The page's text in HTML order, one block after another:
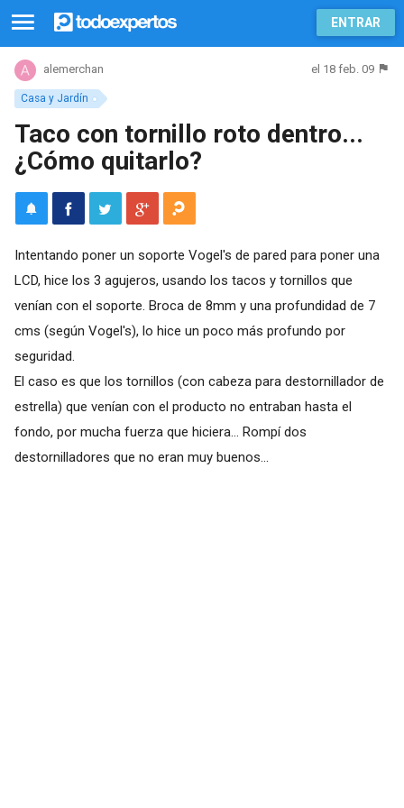
ENTRAR
Casa y Jardín
alemerchan el 18 feb. 09
Taco con tornillo roto dentro...
¿Cómo quitarlo?
Intentando poner un soporte Vogel's de pared para poner una
LCD, hice los 3 agujeros, usando los tacos y tornillos que
venían con el soporte. Broca de 8mm y una profundidad de 7
cms (según Vogel's), lo hice un poco más profundo por
seguridad.
El caso es que los tornillos (con cabeza para destornillador de
estrella) que venían con el producto no entraban hasta el
fondo, por mucha fuerza que hiciera... Rompí dos
destornilladores que no eran muy buenos...